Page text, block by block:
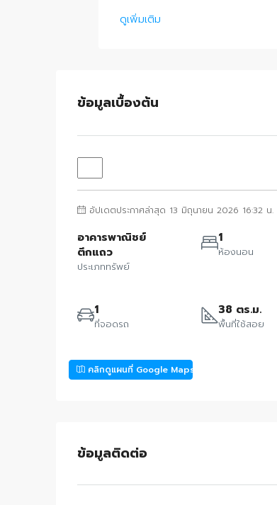
ดูเพิ่มเติม
ข้อมูลเบื้องต้น
อัปเดตประกาศล่าสุด 13 มิถุนายน 2026 16:32 น.
อาคารพาณิชย์
ตึกแถว
ประเภททรัพย์
1
ห้องนอน
1
ที่จอดรถ
38 ตร.ม.
พื้นที่ใช้สอย
คลิกดูแผนที่ Google Maps
ข้อมูลติดต่อ